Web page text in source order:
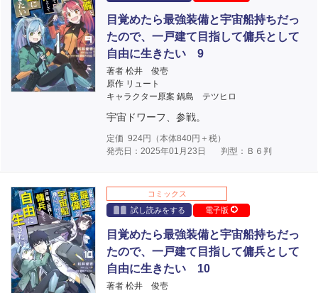
目覚めたら最強装備と宇宙船持ちだっ
たので、一戸建て目指して傭兵として
自由に生きたい 9
著者 松井 俊壱
原作 リュート
キャラクター原案 鍋島 テツヒロ
宇宙ドワーフ、参戦。
定価 924円（本体840円＋税）
発売日：2025年01月23日
判型：Ｂ６判
コミックス
試し読みをする
電子版
目覚めたら最強装備と宇宙船持ちだっ
たので、一戸建て目指して傭兵として
自由に生きたい 10
著者 松井 俊壱